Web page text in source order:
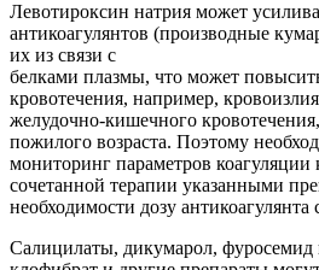
Левотироксин натрия может
антикоагулянтов (производные
их из связи с
белками плазмы, что может
кровотечения, например,
желудочно-кишечного
пожилого возраста. Поэтому
мониторинг параметров коагуляции
сочетанной терапии указанными
необходимости дозу антикоагулянта
Салицилаты, дикумарол, фуросемид